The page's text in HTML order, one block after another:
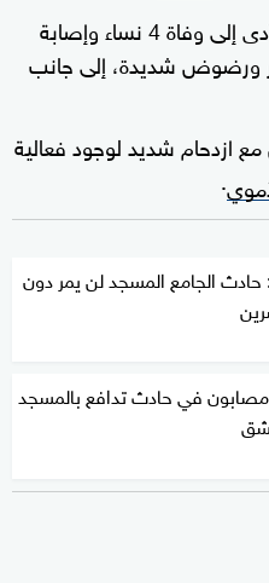
وقال الدفاع المدني أن الحادث أدى إلى وفاة 4 نساء وإصابة
ورضوض شديدة، إلى جانب
ازدحام شديد لوجود فعالية
.
الجامع المسجد لن يمر دون
في حادث تدافع بالمسجد